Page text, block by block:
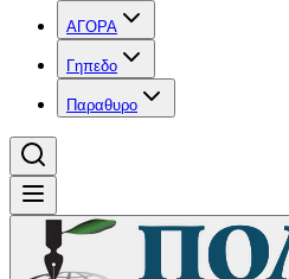
ΑΓΟΡΑ
Γηπεδο
Παραθυρο